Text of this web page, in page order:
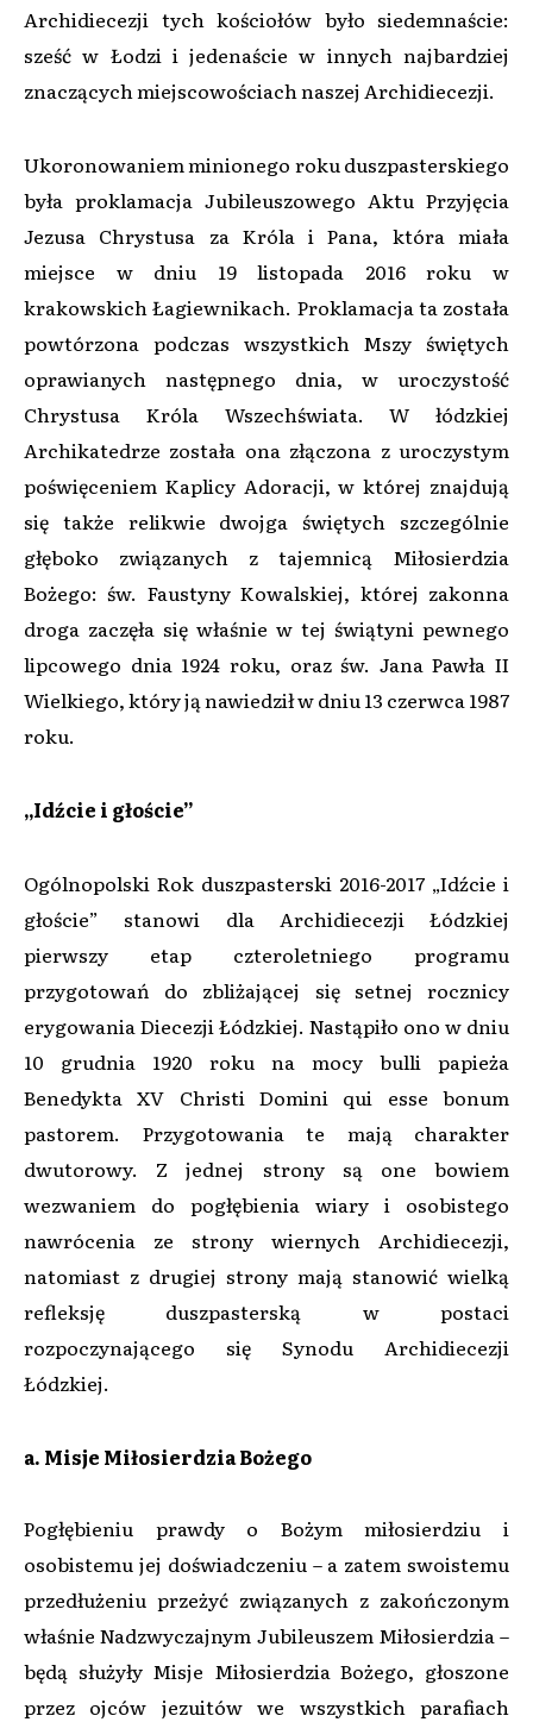
Archidiecezji tych kościołów było siedemnaście:
sześć w Łodzi i jedenaście w innych najbardziej
znaczących miejscowościach naszej Archidiecezji.
Ukoronowaniem minionego roku duszpasterskiego
była proklamacja Jubileuszowego Aktu Przyjęcia
Jezusa Chrystusa za Króla i Pana, która miała
miejsce w dniu 19 listopada 2016 roku w
krakowskich Łagiewnikach. Proklamacja ta została
powtórzona podczas wszystkich Mszy świętych
oprawianych następnego dnia, w uroczystość
Chrystusa Króla Wszechświata. W łódzkiej
Archikatedrze została ona złączona z uroczystym
poświęceniem Kaplicy Adoracji, w której znajdują
się także relikwie dwojga świętych szczególnie
głęboko związanych z tajemnicą Miłosierdzia
Bożego: św. Faustyny Kowalskiej, której zakonna
droga zaczęła się właśnie w tej świątyni pewnego
lipcowego dnia 1924 roku, oraz św. Jana Pawła II
Wielkiego, który ją nawiedził w dniu 13 czerwca 1987
roku.
„Idźcie i głoście”
Ogólnopolski Rok duszpasterski 2016-2017 „Idźcie i
głoście” stanowi dla Archidiecezji Łódzkiej
pierwszy etap czteroletniego programu
przygotowań do zbliżającej się setnej rocznicy
erygowania Diecezji Łódzkiej. Nastąpiło ono w dniu
10 grudnia 1920 roku na mocy bulli papieża
Benedykta XV Christi Domini qui esse bonum
pastorem. Przygotowania te mają charakter
dwutorowy. Z jednej strony są one bowiem
wezwaniem do pogłębienia wiary i osobistego
nawrócenia ze strony wiernych Archidiecezji,
natomiast z drugiej strony mają stanowić wielką
refleksję duszpasterską w postaci
rozpoczynającego się Synodu Archidiecezji
Łódzkiej.
a. Misje Miłosierdzia Bożego
Pogłębieniu prawdy o Bożym miłosierdziu i
osobistemu jej doświadczeniu – a zatem swoistemu
przedłużeniu przeżyć związanych z zakończonym
właśnie Nadzwyczajnym Jubileuszem Miłosierdzia –
będą służyły Misje Miłosierdzia Bożego, głoszone
przez ojców jezuitów we wszystkich parafiach